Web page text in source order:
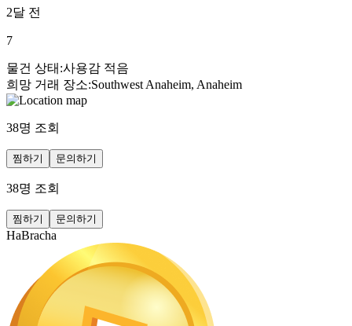
2달 전
7
물건 상태 :사용감 적음
희망 거래 장소:Southwest Anaheim, Anaheim
38명 조회
찜하기 문의하기
38명 조회
찜하기 문의하기
HaBracha